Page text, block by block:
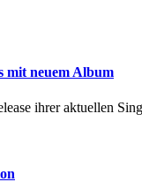
mit neuem Album
ihrer aktuellen